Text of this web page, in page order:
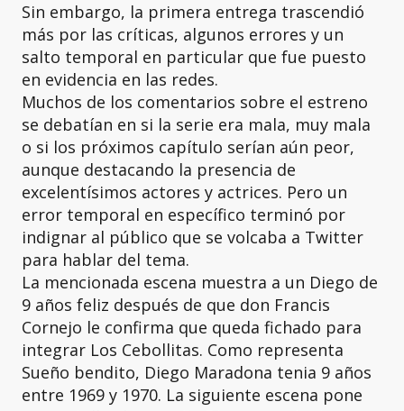
Sin embargo, la primera entrega trascendió
más por las críticas, algunos errores y un
salto temporal en particular que fue puesto
en evidencia en las redes.
Muchos de los comentarios sobre el estreno
se debatían en si la serie era mala, muy mala
o si los próximos capítulo serían aún peor,
aunque destacando la presencia de
excelentísimos actores y actrices. Pero un
error temporal en específico terminó por
indignar al público que se volcaba a Twitter
para hablar del tema.
La mencionada escena muestra a un Diego de
9 años feliz después de que don Francis
Cornejo le confirma que queda fichado para
integrar Los Cebollitas. Como representa
Sueño bendito, Diego Maradona tenia 9 años
entre 1969 y 1970. La siguiente escena pone